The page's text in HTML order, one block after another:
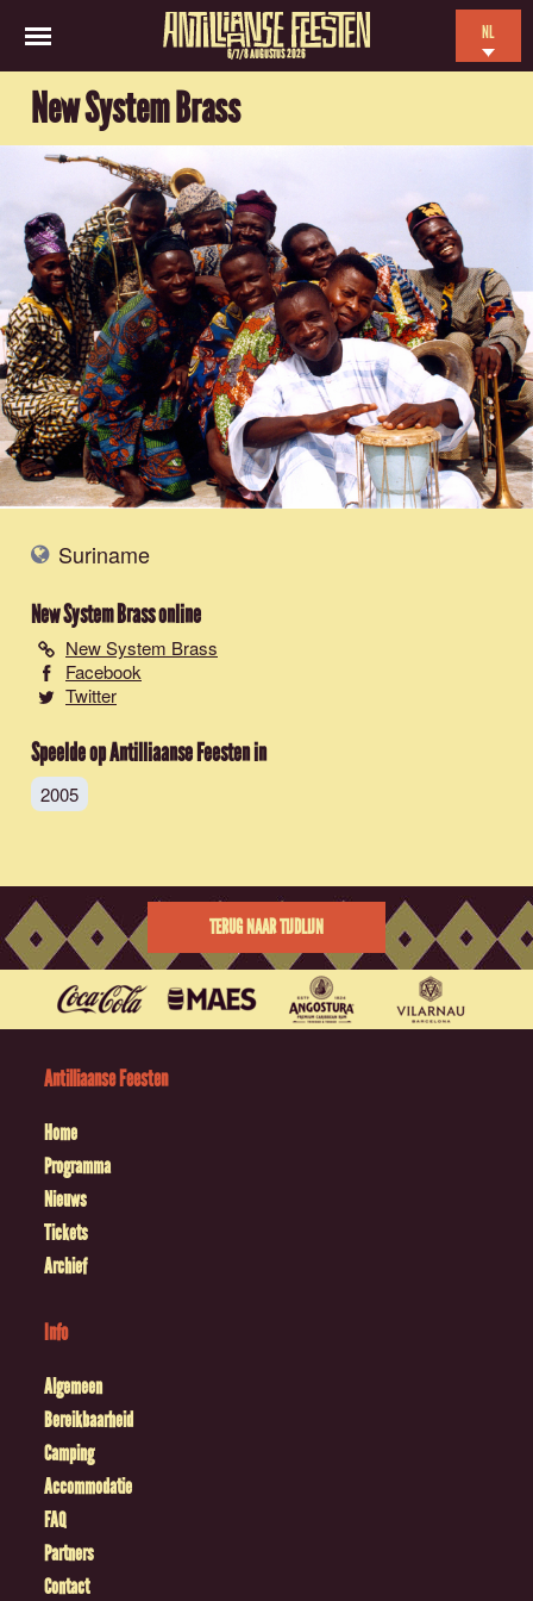
6/7/8 AUGUSTUS 2026
NL
New System Brass
Suriname
New System Brassonline
New System Brass
Facebook
Twitter
Speelde op Antilliaanse Feesten in
2005
TERUG NAAR TIJDLIJN
Antilliaanse Feesten
Home
Programma
Nieuws
Tickets
Archief
Info
Algemeen
Bereikbaarheid
Camping
Accommodatie
FAQ
Partners
Contact